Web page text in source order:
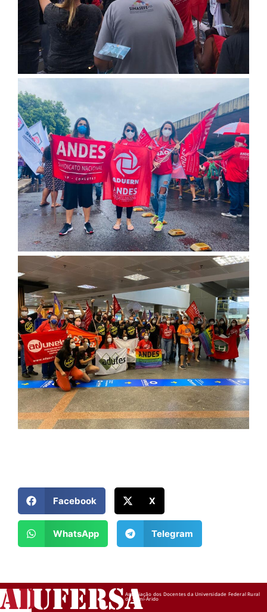
Facebook X
WhatsApp Telegram
ADUFERSAAssociação dos Docentes da Universidade Federal Rural
do Semi-Árido